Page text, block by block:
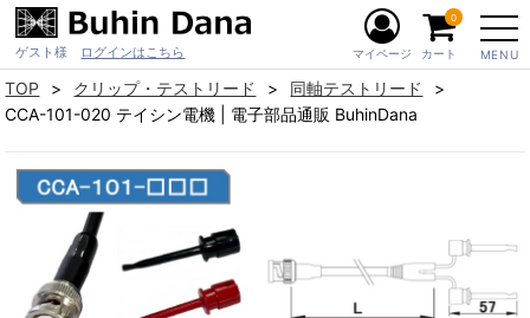
ゲスト様 ログインはこちら MENU
マイページ カート
0
TOP クリップ・テストリード
同軸テストリード
CCA-101-020 テイシン電機 | 電子部品通販 BuhinDana